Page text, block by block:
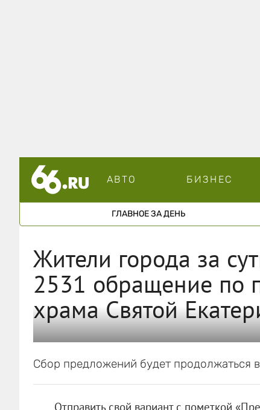
АВТО БИЗНЕС
ГЛАВНОЕ ЗА ДЕНЬ
Жители города за
2531 обращение по
храма Святой
Сбор предложений будет продолжаться
Отправить свой вариант с пометкой